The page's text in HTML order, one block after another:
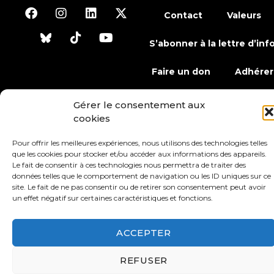
Gérer le consentement aux
cookies
Pour offrir les meilleures expériences, nous utilisons des technologies telles
que les cookies pour stocker et/ou accéder aux informations des appareils.
Le fait de consentir à ces technologies nous permettra de traiter des
données telles que le comportement de navigation ou les ID uniques sur ce
site. Le fait de ne pas consentir ou de retirer son consentement peut avoir
un effet négatif sur certaines caractéristiques et fonctions.
ACCEPTER
REFUSER
Contact Valeurs
S’abonner à la lettre
Faire un don Adhérer
Conditions générales d’utilisation
Protection des données Mentions légales